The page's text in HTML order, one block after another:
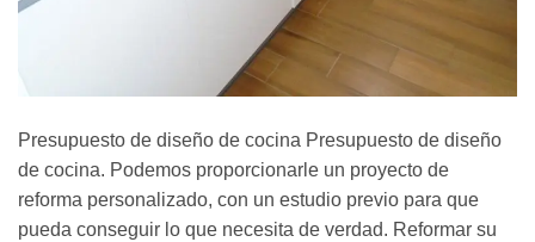
Presupuesto de diseño de cocina Presupuesto de diseño
de cocina. Podemos proporcionarle un proyecto de
reforma personalizado, con un estudio previo para que
pueda conseguir lo que necesita de verdad. Reformar su